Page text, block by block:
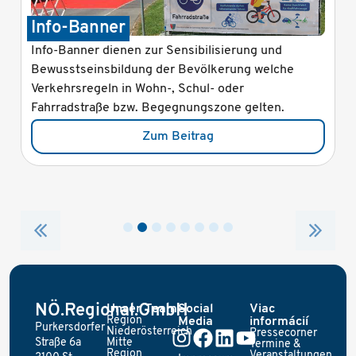
Info-Banner
Info-Banner dienen zur Sensibilisierung und
Bewusstseinsbildung der Bevölkerung welche
Verkehrsregeln in Wohn-, Schul- oder
Fahrradstraße bzw. Begegnungszone gelten.
Zum Beitrag
NÖ.Regional.GmbH
Purkersdorfer
Straße 6a
Unser Team
Region
Niederösterreich
Mitte
Social
Media
Viac
informácií
Pressecorner
Termine &